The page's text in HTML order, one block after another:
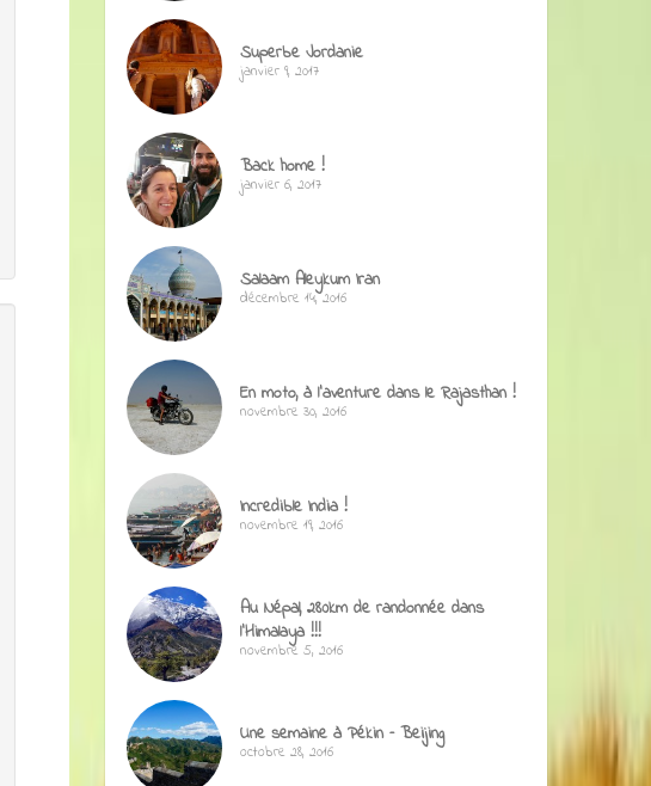
Superbe Jordanie
janvier 9, 2017
Back home !
janvier 6, 2017
Salaam Aleykum Iran
décembre 14, 2016
En moto, à l’aventure dans le Rajasthan !
novembre 30, 2016
Incredible India !
novembre 19, 2016
Au Népal, 280km de randonnée dans
l’Himalaya !!!
novembre 5, 2016
Une semaine à Pékin – Beijing
octobre 28, 2016